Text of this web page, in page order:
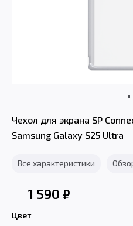
Чехол для экрана SP
Samsung Galaxy S25 Ultra
Все характеристики
1 590 ₽
Цвет